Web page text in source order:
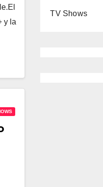
y la
TV Shows